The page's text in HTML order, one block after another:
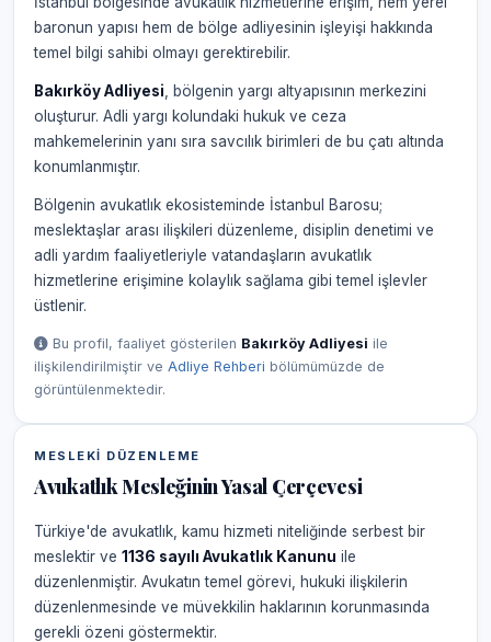
baronun yapısı hem de bölge adliyesinin işleyişi hakkında
temel bilgi sahibi olmayı gerektirebilir.
Bakırköy Adliyesi , bölgenin yargı altyapısının merkezini
oluşturur. Adli yargı kolundaki hukuk ve ceza
mahkemelerinin yanı sıra savcılık birimleri de bu çatı altında
konumlanmıştır.
Bölgenin avukatlık ekosisteminde İstanbul Barosu;
meslektaşlar arası ilişkileri düzenleme, disiplin denetimi ve
adli yardım faaliyetleriyle vatandaşların avukatlık
hizmetlerine erişimine kolaylık sağlama gibi temel işlevler
üstlenir.
Bu profil, faaliyet gösterilen Bakırköy Adliyesi ile
ilişkilendirilmiştir ve Adliye Rehberi bölümümüzde de
görüntülenmektedir.
MESLEKI DÜZENLEME
Avukatlık Mesleğinin Yasal Çerçevesi
Türkiye'de avukatlık, kamu hizmeti niteliğinde serbest bir
meslektir ve 1136 sayılı Avukatlık Kanunu ile
düzenlenmiştir. Avukatın temel görevi, hukuki ilişkilerin
düzenlenmesinde ve müvekkilin haklarının korunmasında
gerekli özeni göstermektir.